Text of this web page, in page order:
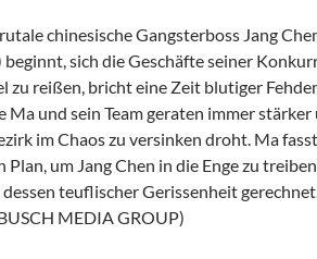
chinesische Gangsterboss Jang
beginnt, sich die Geschäfte seiner
zu reißen, bricht eine Zeit blutiger
Ma und sein Team geraten immer
im Chaos zu versinken droht. Ma
Plan, um Jang Chen in die Enge zu
teuflischer Gerissenheit
MEDIA GROUP)